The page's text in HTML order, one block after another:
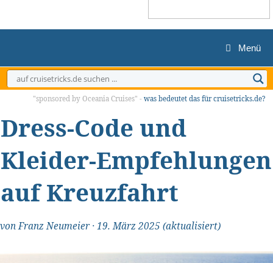
Menü
"sponsored by Oceania Cruises" - was bedeutet das für cruisetricks.de?
Dress-Code und
Kleider-Empfehlungen
auf Kreuzfahrt
vonFranz Neumeier·19. März 2025 (aktualisiert)